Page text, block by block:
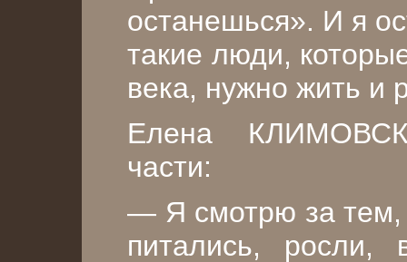
останешься». И я
такие люди,
века, нужно жить и
Елена
части:
— Я смотрю за тем,
питались, росли,